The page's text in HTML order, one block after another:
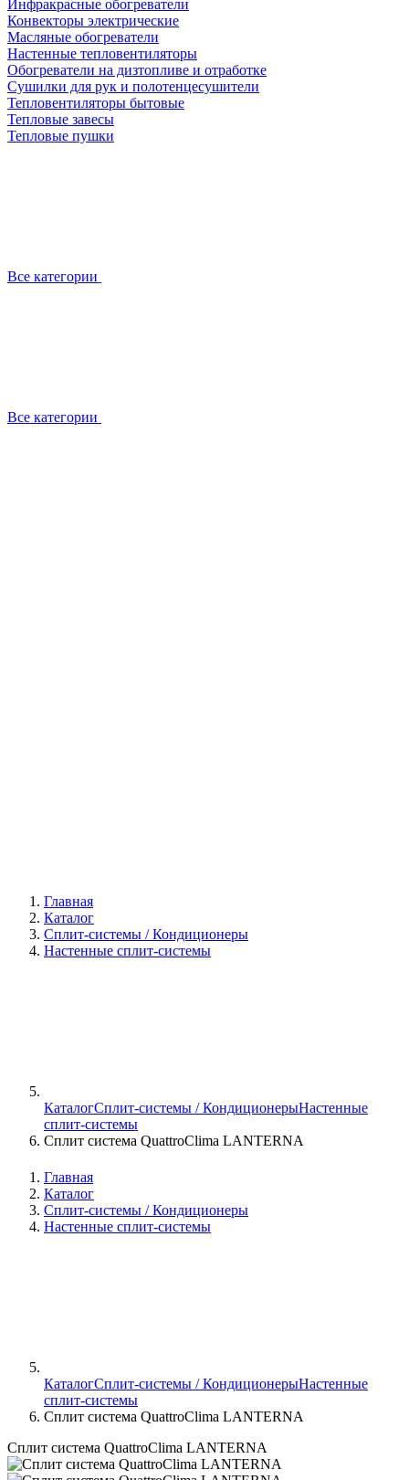
Инфракрасные обогреватели
Конвекторы электрические
Масляные обогреватели
Настенные тепловентиляторы
Обогреватели на дизтопливе и отработке
Сушилки для рук и полотенцесушители
Тепловентиляторы бытовые
Тепловые завесы
Тепловые пушки
Все категории
Все категории
Главная
Каталог
Сплит-системы / Кондиционеры
Настенные сплит-системы
КаталогСплит-системы / КондиционерыНастенные
сплит-системы
Сплит система QuattroClima LANTERNA
Главная
Каталог
Сплит-системы / Кондиционеры
Настенные сплит-системы
КаталогСплит-системы / КондиционерыНастенные
сплит-системы
Сплит система QuattroClima LANTERNA
Сплит система QuattroClima LANTERNA